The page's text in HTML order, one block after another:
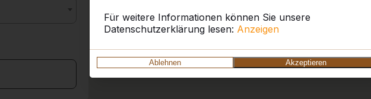
Für weitere Informationen können Sie unsere
Datenschutzerklärung lesen: Anzeigen
Ablehnen Akzeptieren